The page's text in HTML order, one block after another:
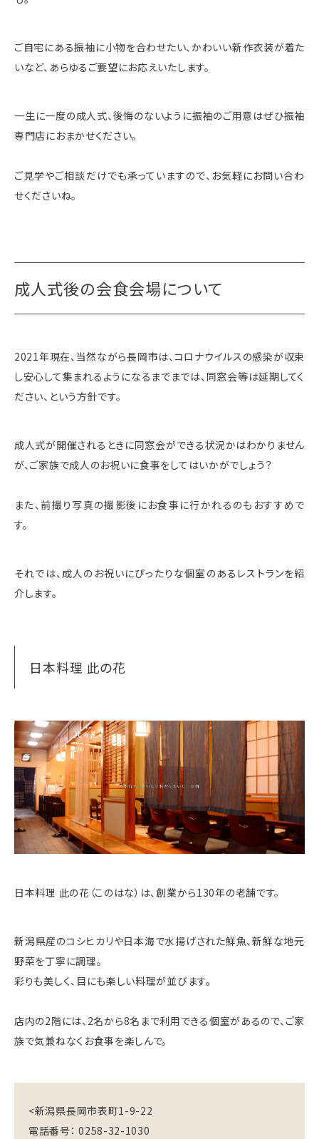
ご自宅にある振袖に小物を合わせたい、かわいい新作衣装が着た
いなど、あらゆるご要望にお応えいたします。
一生に一度の成人式、後悔のないように振袖のご用意はぜひ振袖
専門店におまかせください。
ご見学やご相談だけでも承っていますので、お気軽にお問い合わ
せくださいね。
成人式後の会食会場について
2021年現在、当然ながら長岡市は、コロナウイルスの感染が収束
し安心して集まれるようになるまでまでは、同窓会等は延期してく
ださい、という方針です。
成人式が開催されるときに同窓会ができる状況かはわかりません
が、ご家族で成人のお祝いに食事をしてはいかがでしょう？
また、前撮り写真の撮影後にお食事に行かれるのもおすすめで
す。
それでは、成人のお祝いにぴったりな個室のあるレストランを紹
介します。
日本料理 此の花
日本料理 此の花（このはな）は、創業から130年の老舗です。
新潟県産のコシヒカリや日本海で水揚げされた鮮魚、新鮮な地元
野菜を丁寧に調理。
彩りも美しく、目にも楽しい料理が並びます。
店内の2階には、2名から8名まで利用できる個室があるので、ご家
族で気兼ねなくお食事を楽しんで。
<新潟県長岡市表町1-9-22
電話番号： 0258-32-1030